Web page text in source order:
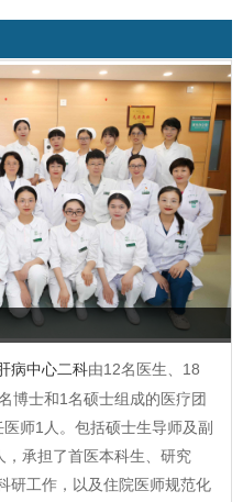
病中心二科由12名医生、18
博士和1名硕士组成的医疗团
师1人。包括硕士生导师及副
承担了首医本科生、研究
研工作，以及住院医师规范化